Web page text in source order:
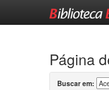
Página
Buscar em: